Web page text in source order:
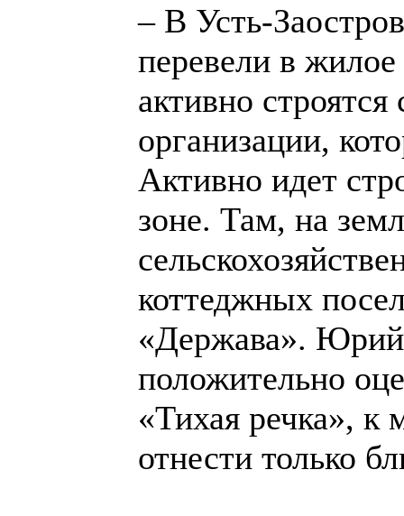
– В Усть-
перевели в
активно
организации,
Активно идет
зоне. Там, на
коттеджных
«Держава».
положительно
«Тихая речка», к
отнести только